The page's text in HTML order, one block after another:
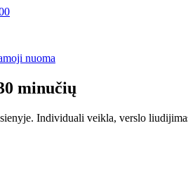
nuoma
minučių
Individuali veikla, verslo